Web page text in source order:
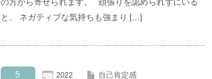
の方から寄せられます。 頑張りを認められずにいる
と、 ネガティブな気持ちも強まり […]
5
2022 自己肯定感